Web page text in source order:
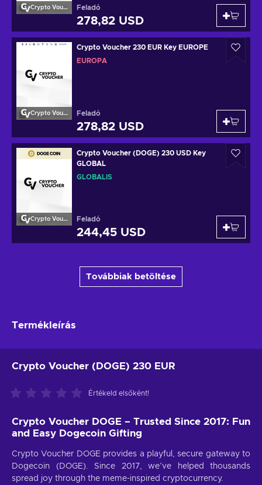
Crypto Voucher Feladó
278,82 USD
Crypto Voucher
Crypto Voucher 230 EUR Key EUROPE
EURÓPA
Feladó
278,82 USD
Crypto Voucher
Crypto Voucher (DOGE) 230 USD Key
GLOBAL
GLOBÁLIS
Feladó
244,45 USD
Továbbiak betöltése
Termékleírás
Crypto Voucher (DOGE) 230 EUR
Értékeld elsőként!
Crypto Voucher DOGE – Trusted Since 2017: Fun
and Easy Dogecoin Gifting
Crypto Voucher DOGE provides a playful, secure gateway to
Dogecoin (DOGE). Since 2017, we’ve helped thousands
spread joy through the meme-inspired cryptocurrency.